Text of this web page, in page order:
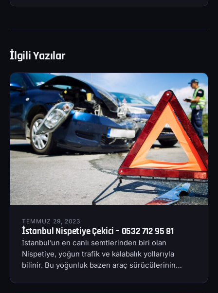
İlgili Yazılar
TEMMUZ 29, 2023
İstanbul Nispetiye Çekici – 0532 712 95 81
İstanbul’un en canlı semtlerinden biri olan
Nispetiye, yoğun trafik ve kalabalık yollarıyla
bilinir. Bu yoğunluk bazen araç sürücülerinin…